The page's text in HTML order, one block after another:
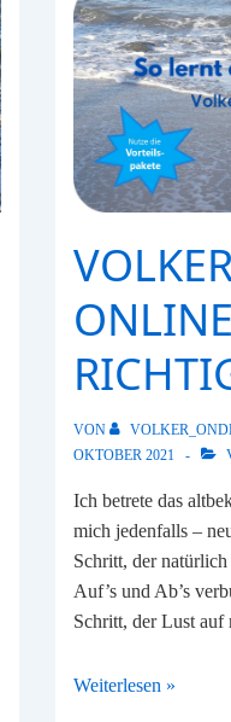
VON
OKTOBER 2021
Ich betrete das
mich jedenfalls –
Schritt, der
Auf’s und Ab’s
Schritt, der Lust
Volker
Weiterlesen »